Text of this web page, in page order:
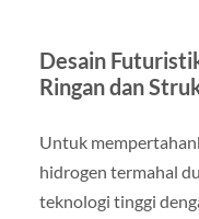
Desain
Ringan dan
Untuk
hidrogen termahal
teknologi tinggi